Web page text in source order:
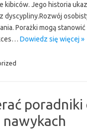
kibiców. Jego historia
dyscypliny.Rozwój
Porażki mogą
Dowiedz się więcej »
poradniki